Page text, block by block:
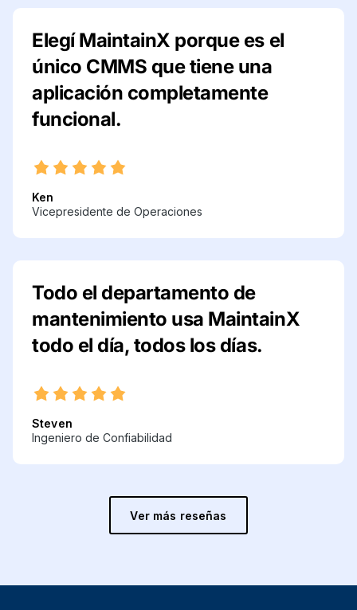
Elegí MaintainX porque es el
único CMMS que tiene una
aplicación completamente
funcional.
Ken
Vicepresidente de Operaciones
Todo el departamento de
mantenimiento usa MaintainX
todo el día, todos los días.
Steven
Ingeniero de Confiabilidad
Ver más reseñas